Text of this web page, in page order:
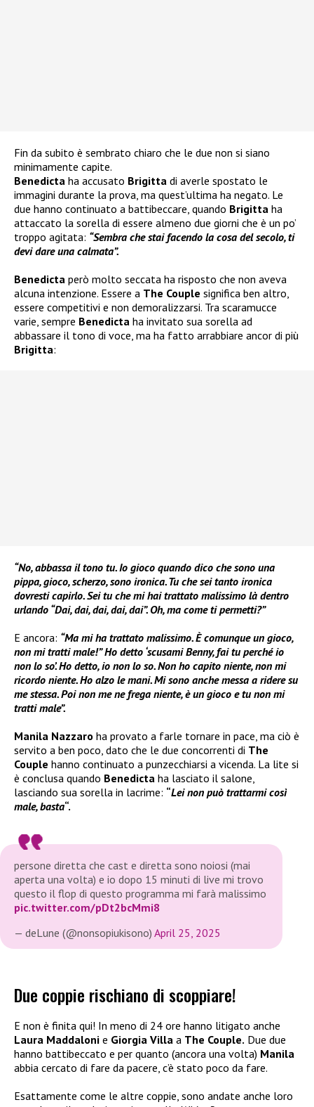
Fin da subito è sembrato chiaro che le due non si siano
minimamente capite.
Benedicta ha accusato Brigitta di averle spostato le
immagini durante la prova, ma quest’ultima ha negato. Le
due hanno continuato a battibeccare, quando Brigitta ha
attaccato la sorella di essere almeno due giorni che è un po’
troppo agitata: “Sembra che stai facendo la cosa del secolo, ti
devi dare una calmata”.
Benedicta però molto seccata ha risposto che non aveva
alcuna intenzione. Essere a The Couple significa ben altro,
essere competitivi e non demoralizzarsi. Tra scaramucce
varie, sempre Benedicta ha invitato sua sorella ad
abbassare il tono di voce, ma ha fatto arrabbiare ancor di più
Brigitta:
“No, abbassa il tono tu. Io gioco quando dico che sono una
pippa, gioco, scherzo, sono ironica. Tu che sei tanto ironica
dovresti capirlo. Sei tu che mi hai trattato malissimo là dentro
urlando “Dai, dai, dai, dai, dai”. Oh, ma come ti permetti?”
E ancora: “Ma mi ha trattato malissimo. È comunque un gioco,
non mi tratti male!” Ho detto ‘scusami Benny, fai tu perché io
non lo so’. Ho detto, io non lo so. Non ho capito niente, non mi
ricordo niente. Ho alzo le mani. Mi sono anche messa a ridere su
me stessa. Poi non me ne frega niente, è un gioco e tu non mi
tratti male”.
Manila Nazzaro ha provato a farle tornare in pace, ma ciò è
servito a ben poco, dato che le due concorrenti di The
Couple hanno continuato a punzecchiarsi a vicenda. La lite si
è conclusa quando Benedicta ha lasciato il salone,
lasciando sua sorella in lacrime: “Lei non può trattarmi così
male, basta“.
persone diretta che cast e diretta sono noiosi (mai
aperta una volta) e io dopo 15 minuti di live mi trovo
questo il flop di questo programma mi farà malissimo
pic.twitter.com/pDt2bcMmi8
— deLune (@nonsopiukisono) April 25, 2025
Due coppie rischiano di scoppiare!
E non è finita qui! In meno di 24 ore hanno litigato anche
Laura Maddaloni e Giorgia Villa a The Couple. Due due
hanno battibeccato e per quanto (ancora una volta) Manila
abbia cercato di fare da pacere, c’è stato poco da fare.
Esattamente come le altre coppie, sono andate anche loro